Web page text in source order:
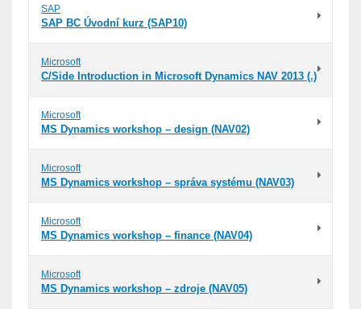
SAP
SAP BC Úvodní kurz (SAP10)
Microsoft
C/Side Introduction in Microsoft Dynamics NAV 2013 (.)
Microsoft
MS Dynamics workshop – design (NAV02)
Microsoft
MS Dynamics workshop – správa systému (NAV03)
Microsoft
MS Dynamics workshop – finance (NAV04)
Microsoft
MS Dynamics workshop – zdroje (NAV05)